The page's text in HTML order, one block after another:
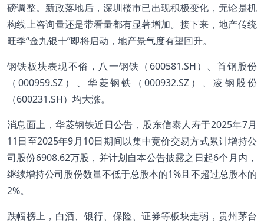
磅调整。新政落地后，深圳楼市已出现积极变化，无论是机
构线上咨询量还是带看量都有显著增加。接下来，地产传统
旺季“金九银十”即将启动，地产景气度有望回升。
钢铁板块表现不俗，八一钢铁（600581.SH）、首钢股份
（000959.SZ）、华菱钢铁（000932.SZ）、凌钢股份
（600231.SH）均大涨。
消息面上，华菱钢铁近日公告，股东信泰人寿于2025年7月
11日至2025年9月10日期间以集中竞价交易方式累计增持公
司股份6908.62万股，并计划自本公告披露之日起6个月内，
继续增持公司股份数量不低于总股本的1%且不超过总股本的
2%。
跌幅榜上，白酒、银行、保险、证券等板块走弱，贵州茅台